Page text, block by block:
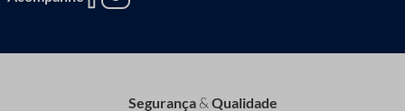
Segurança&Qualidade